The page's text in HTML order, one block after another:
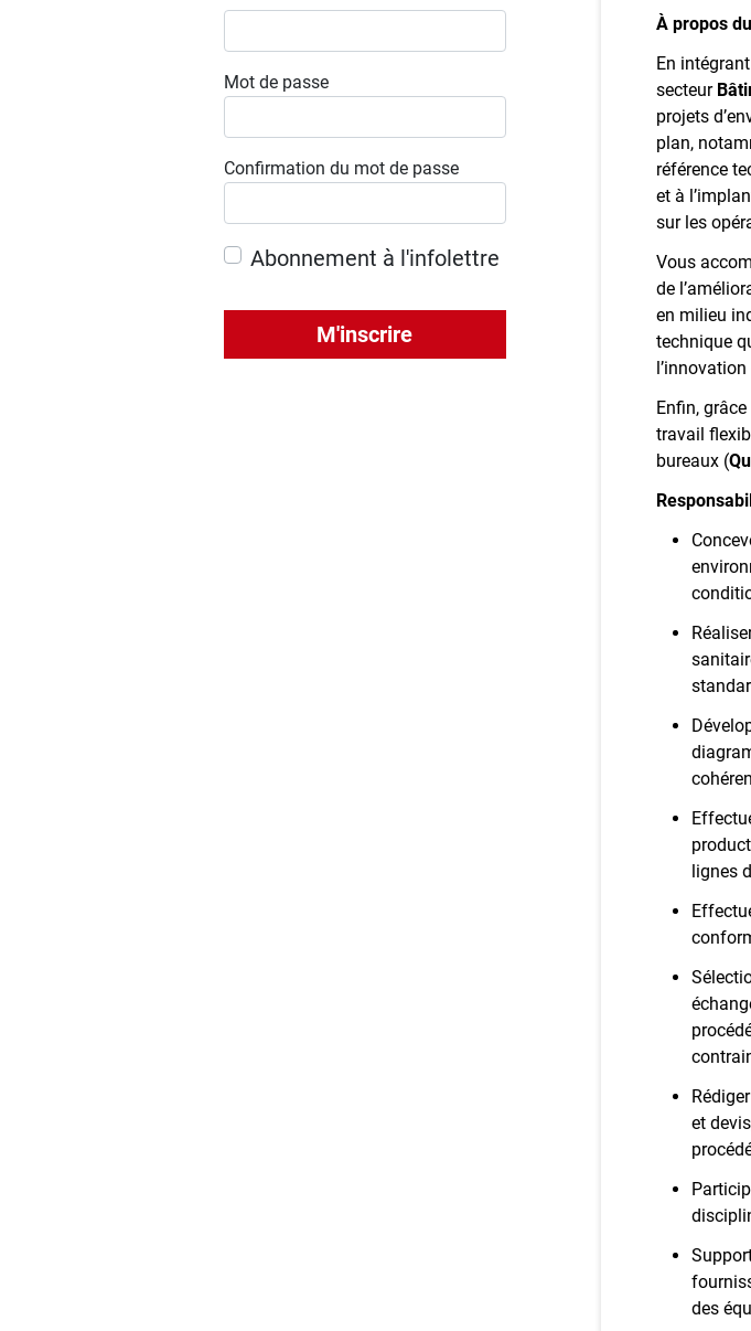
Mot de passe
Confirmation du mot de passe
Abonnement à l'infolettre
M'inscrire
À propos
En
secteur
projets
plan,
référence
et à
sur les
Vous
de
en milieu
technique
Enfin,
travail
bureaux (
lignes
et
des